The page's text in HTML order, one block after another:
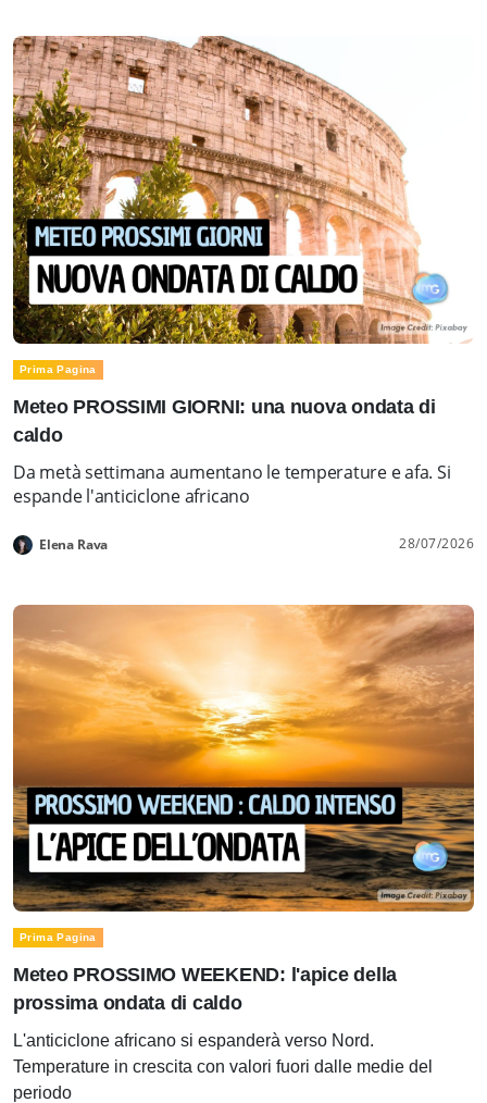
Prima Pagina
Meteo PROSSIMI GIORNI: una nuova ondata di
caldo
Da metà settimana aumentano le temperature e afa. Si
espande l'anticiclone africano
Elena Rava 28/07/2026
Prima Pagina
Meteo PROSSIMO WEEKEND: l'apice della
prossima ondata di caldo
L'anticiclone africano si espanderà verso Nord.
Temperature in crescita con valori fuori dalle medie del
periodo